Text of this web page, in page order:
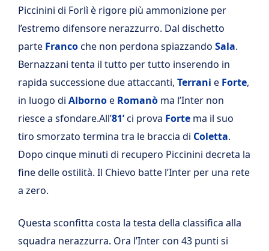
Piccinini di Forlì è rigore più ammonizione per
l’estremo difensore nerazzurro. Dal dischetto
parte Francoche non perdona spiazzando Sala.
Bernazzani tenta il tutto per tutto inserendo in
rapida successione due attaccanti, Terrani e Forte,
in luogo di Albornoe Romanò ma l’Inter non
riesce a sfondare.All’81’ci prova Forte ma il suo
tiro smorzato termina tra le braccia di Coletta.
Dopo cinque minuti di recupero Piccinini decreta la
fine delle ostilità. Il Chievo batte l’Inter per una rete
a zero.
Questa sconfitta costa la testa della classifica alla
squadra nerazzurra. Ora l’Inter con 43 punti si